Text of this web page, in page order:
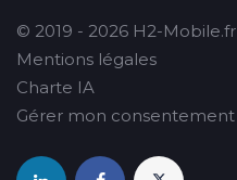
© 2019 - 2026 H2-Mobile.fr
Mentions légales
Charte IA
Gérer mon consentement